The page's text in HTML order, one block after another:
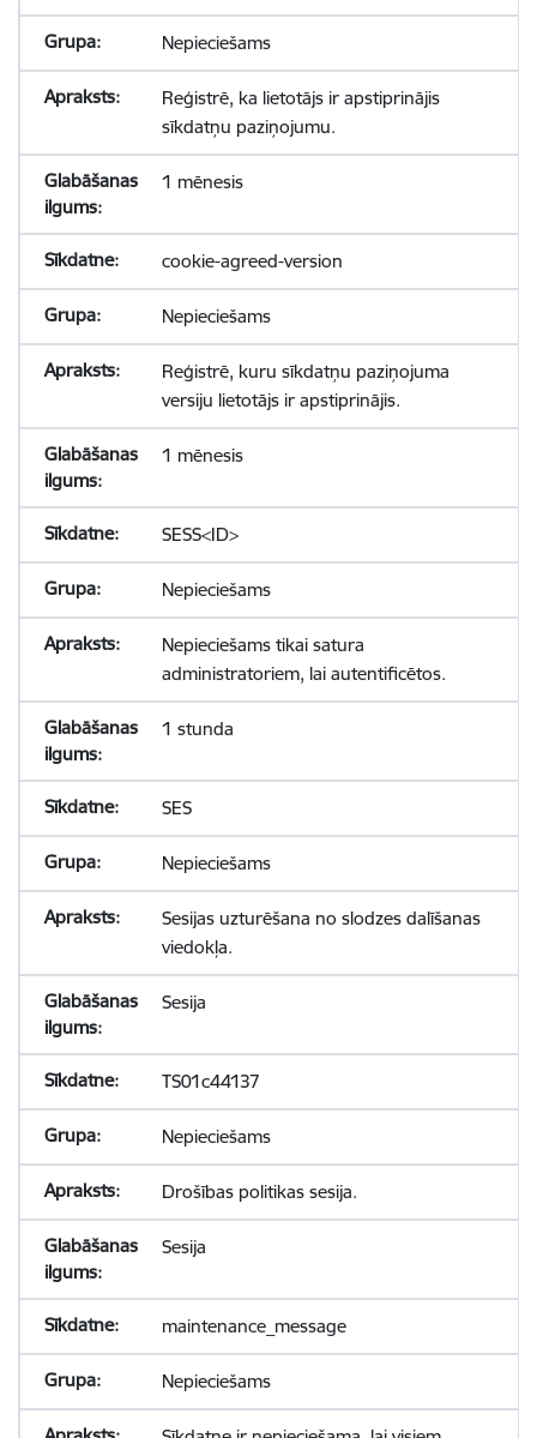
Nepieciešams
Reģistrē, ka lietotājs ir apstiprinājis
sīkdatņu paziņojumu.
1 mēnesis
cookie-agreed-version
Nepieciešams
Reģistrē, kuru sīkdatņu paziņojuma
versiju lietotājs ir apstiprinājis.
1 mēnesis
SESS<ID>
Nepieciešams
Nepieciešams tikai satura
administratoriem, lai autentificētos.
1 stunda
SES
Nepieciešams
Sesijas uzturēšana no slodzes dalīšanas
viedokļa.
Sesija
TS01c44137
Nepieciešams
Drošības politikas sesija.
Sesija
maintenance_message
Nepieciešams